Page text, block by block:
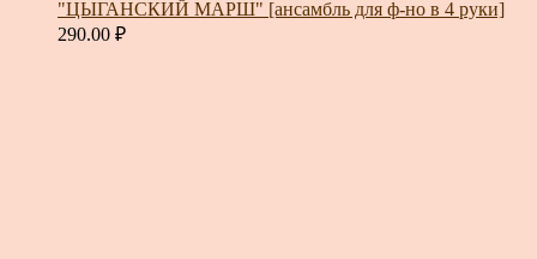
"ЦЫГАНСКИЙ МАРШ" [ансамбль для ф-но в 4 руки]
290.00 ₽